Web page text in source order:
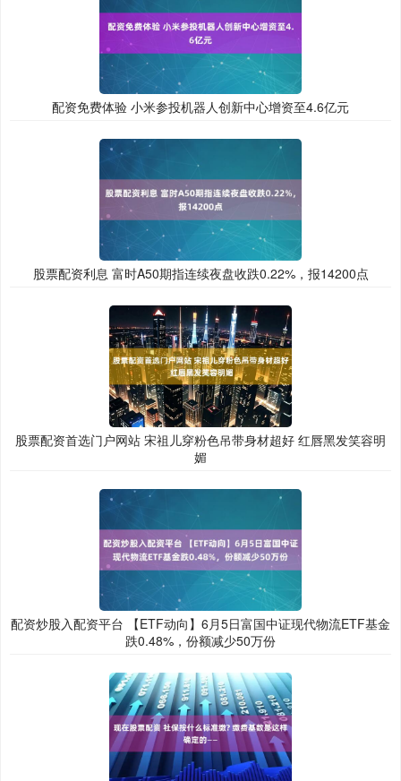
配资免费体验 小米参投机器人创新中心增资至4.6亿元
股票配资利息 富时A50期指连续夜盘收跌0.22%，报14200点
股票配资首选门户网站 宋祖儿穿粉色吊带身材超好 红唇黑发笑容明
媚
配资炒股入配资平台 【ETF动向】6月5日富国中证现代物流ETF基金
跌0.48%，份额减少50万份